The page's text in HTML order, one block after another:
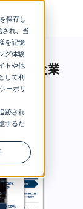
保存し
れ、当
を記憶
グ体験
トや他
して利
ーポリ
跡され
するた
支援企業